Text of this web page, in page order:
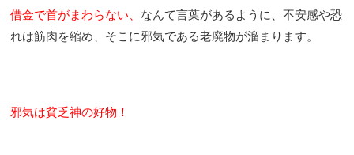
借金で首がまわらない、 なんて言葉があるように、不安感や恐
れは筋肉を縮め、そこに邪気である老廃物が溜まります。
邪気は貧乏神の好物！